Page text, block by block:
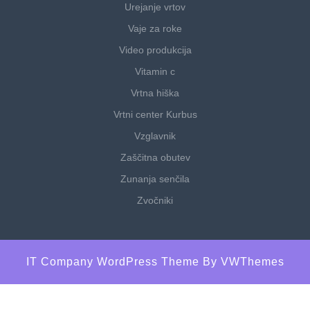
Urejanje vrtov
Vaje za roke
Video produkcija
Vitamin c
Vrtna hiška
Vrtni center Kurbus
Vzglavnik
Zaščitna obutev
Zunanja senčila
Zvočniki
IT Company WordPress Theme By VWThemes